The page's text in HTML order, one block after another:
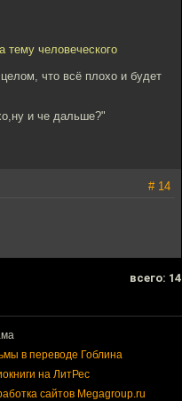
человеческого
что всё плохо и будет
и че дальше?"
# 14
всего: 14
в переводе Гоблина
на ЛитРес
сайтов Megagroup.ru